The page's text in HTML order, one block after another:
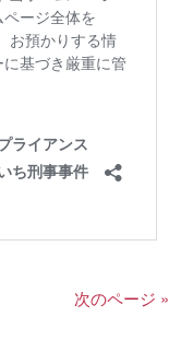
次のページ »